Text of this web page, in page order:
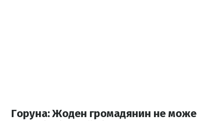
Горуна: Жоден громадянин не може